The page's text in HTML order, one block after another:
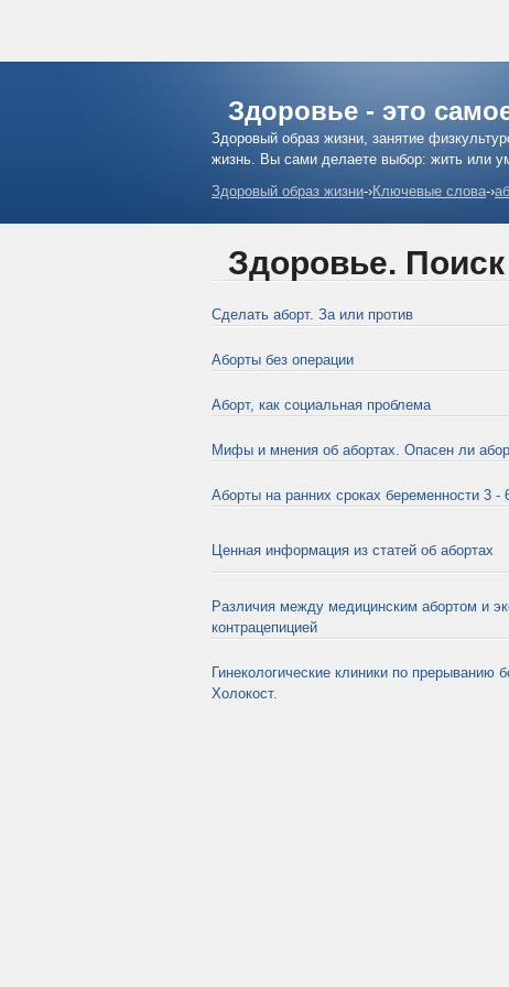
Здоровье - это
Здоровый образ жизни, занятие
жизнь. Вы сами делаете выбор: жить или
Здоровый образ жизни-›Ключевые слова-›
Здоровье.
Сделать аборт. За или против
Аборты без операции
Аборт, как социальная проблема
Мифы и мнения об абортах. Опасен ли
Аборты на ранних сроках беременности 3 -
Ценная информация из статей об абортах
Различия между медицинским абортом и
контрацепицией
Гинекологические клиники по прерыванию
Холокост.